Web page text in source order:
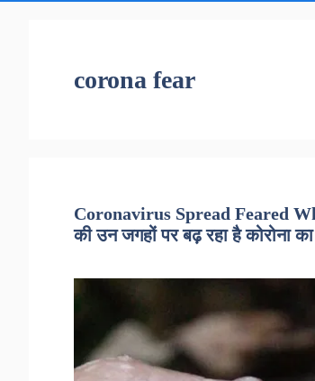
corona fear
Coronavirus Spread Feared
की उन जगहों पर बढ़ रहा है कोरोना